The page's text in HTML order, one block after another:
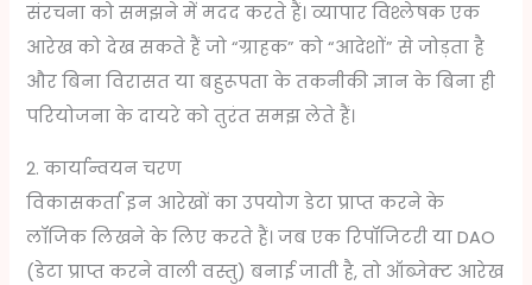
संरचना को समझने में मदद करते हैं। व्यापार विश्लेषक एक
आरेख को देख सकते हैं जो “ग्राहक” को “आदेशों” से जोड़ता है
और बिना विरासत या बहुरूपता के तकनीकी ज्ञान के बिना ही
परियोजना के दायरे को तुरंत समझ लेते हैं।
2. कार्यान्वयन चरण
विकासकर्ता इन आरेखों का उपयोग डेटा प्राप्त करने के
लॉजिक लिखने के लिए करते हैं। जब एक रिपॉजिटरी या DAO
(डेटा प्राप्त करने वाली वस्तु) बनाई जाती है, तो ऑब्जेक्ट आरेख